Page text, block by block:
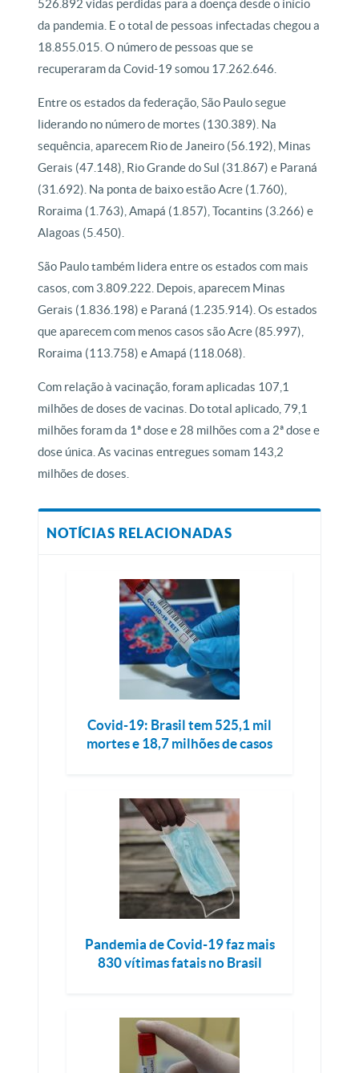
526.892 vidas perdidas para a doença desde o início
da pandemia. E o total de pessoas infectadas chegou a
18.855.015. O número de pessoas que se
recuperaram da Covid-19 somou 17.262.646.
Entre os estados da federação, São Paulo segue
liderando no número de mortes (130.389). Na
sequência, aparecem Rio de Janeiro (56.192), Minas
Gerais (47.148), Rio Grande do Sul (31.867) e Paraná
(31.692). Na ponta de baixo estão Acre (1.760),
Roraima (1.763), Amapá (1.857), Tocantins (3.266) e
Alagoas (5.450).
São Paulo também lidera entre os estados com mais
casos, com 3.809.222. Depois, aparecem Minas
Gerais (1.836.198) e Paraná (1.235.914). Os estados
que aparecem com menos casos são Acre (85.997),
Roraima (113.758) e Amapá (118.068).
Com relação à vacinação, foram aplicadas 107,1
milhões de doses de vacinas. Do total aplicado, 79,1
milhões foram da 1ª dose e 28 milhões com a 2ª dose e
dose única. As vacinas entregues somam 143,2
milhões de doses.
NOTÍCIAS RELACIONADAS
Covid-19: Brasil tem 525,1 mil
mortes e 18,7 milhões de casos
Pandemia de Covid-19 faz mais
830 vítimas fatais no Brasil